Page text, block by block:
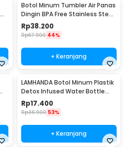
Botol Minum Tumbler Air Panas
Dingin BPA Free Stainless Steel
350ml - HS-6983
Rp38.200
Rp67.900 44%
+ Keranjang
LAMHANDA Botol Minum Plastik
Detox Infused Water Bottle
BPA Free 1L - QWF236
Rp17.400
Rp36.900 53%
+ Keranjang